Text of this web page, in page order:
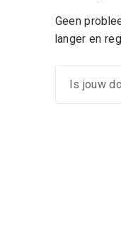
Geen
langer en